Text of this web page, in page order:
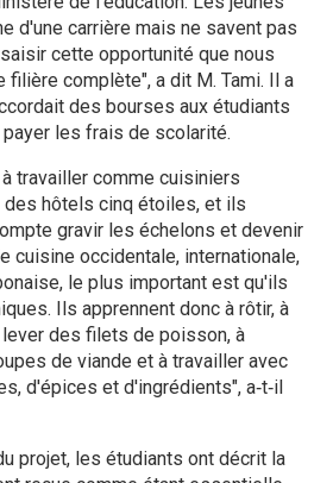
d'une carrière mais ne savent pas
cette opportunité que nous
complète", a dit M. Tami. Il a
des bourses aux étudiants
les frais de scolarité.
travailler comme cuisiniers
hôtels cinq étoiles, et ils
gravir les échelons et devenir
cuisine occidentale, internationale,
le plus important est qu'ils
Ils apprennent donc à rôtir, à
des filets de poisson, à
de viande et à travailler avec
d'épices et d'ingrédients", a‑t‑il
projet, les étudiants ont décrit la